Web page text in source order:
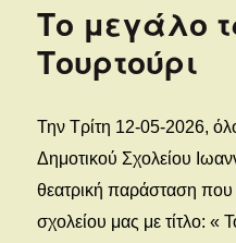
Το μεγάλο
Τουρτούρι
Την Τρίτη 12-05-2026,
Δημοτικού Σχολείου
θεατρική παράσταση που
σχολείου μας με τίτλο: «